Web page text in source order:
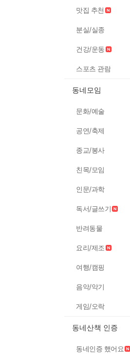
맛집 추천
분실/실종
건강/운동
스포츠 관람
동네모임
문화/예술
공연/축제
종교/봉사
친목/모임
인문/과학
독서/글쓰기
반려동물
요리/제조
여행/캠핑
음악/악기
게임/오락
동네산책 인증
동네인증 했어요